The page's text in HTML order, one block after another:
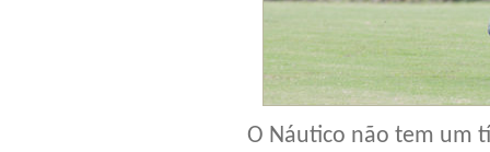
O Náutico não tem um